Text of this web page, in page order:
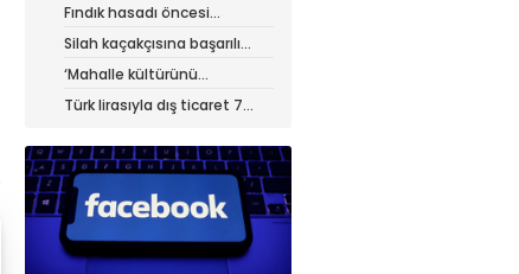
Fındık hasadı öncesi
üreticiye yol desteği
Silah kaçakçısına başarılı
operasyon
‘Mahalle kültürünü
güçlendiriyoruz’
Türk lirasıyla dış ticaret 7